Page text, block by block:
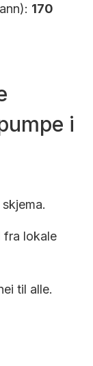
170
i
fra lokale
til alle.